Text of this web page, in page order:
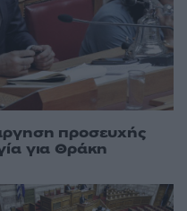
προσευχής
για Θράκη